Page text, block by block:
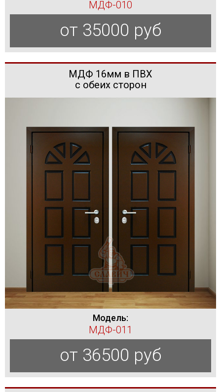
МДФ-010
от 35000 руб
МДФ 16мм в ПВХ
с обеих сторон
Модель:
МДФ-011
от 36500 руб